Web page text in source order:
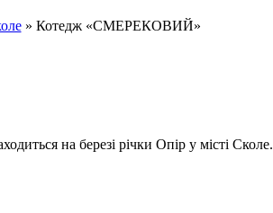
» Котедж «СМЕРЕКОВИЙ»
на березі річки Опір у місті Сколе.